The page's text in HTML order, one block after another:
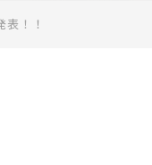
！！